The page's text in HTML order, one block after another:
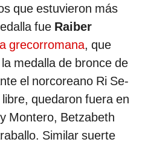
que estuvieron más
fue Raiber
grecorromana, que
medalla de bronce de
el norcoreano Ri Se-
quedaron fuera en
Montero, Betzabeth
Similar suerte